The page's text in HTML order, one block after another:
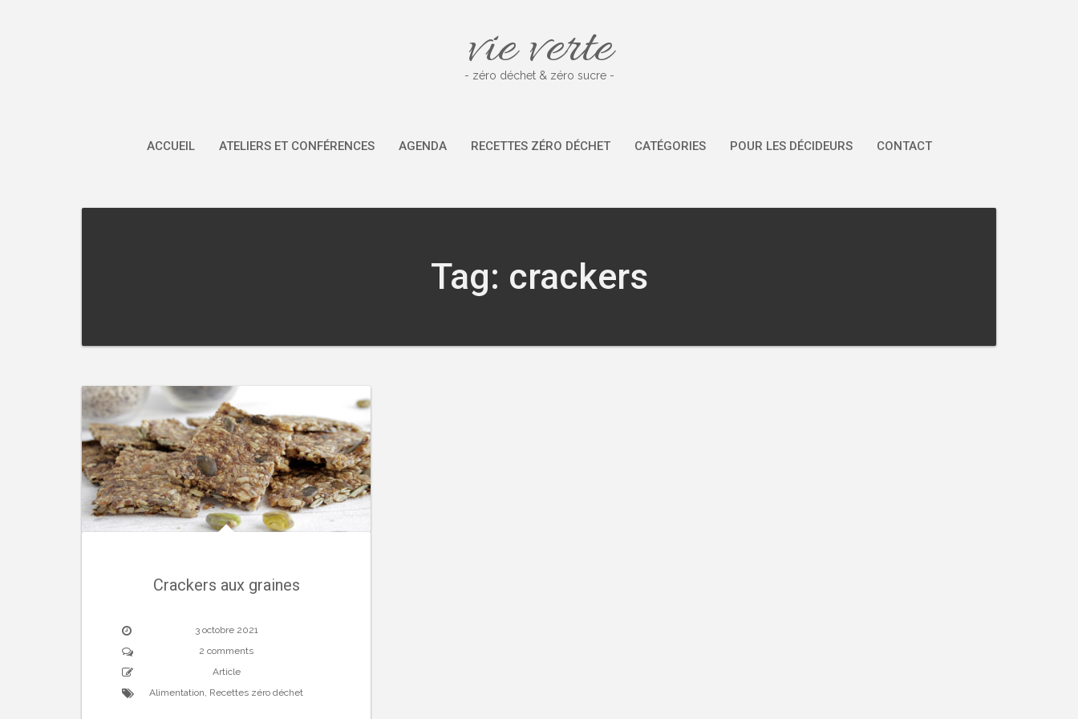
vie verte
- zéro déchet & zéro sucre -
ACCUEIL ATELIERS ET CONFÉRENCES AGENDA RECETTES ZÉRO DÉCHET CATÉGORIES POUR LES DÉCIDEURS CONTACT
Tag: crackers
Crackers aux graines
3 octobre 2021
2 comments
Article
Alimentation, Recettes zéro déchet